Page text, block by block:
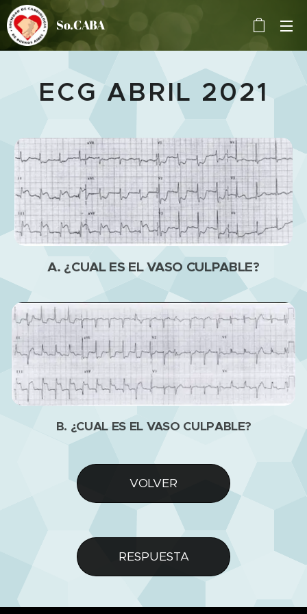
So.CABA
ECG ABRIL 2021
A. ¿CUAL ES EL VASO CULPABLE?
B. ¿CUAL ES EL VASO CULPABLE?
VOLVER
RESPUESTA